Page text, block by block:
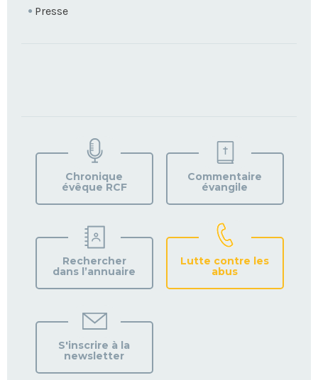
Presse
VOTRE
PAROISSE
Chronique
évêque RCF
Commentaire
évangile
Rechercher
dans l’annuaire
Lutte contre les
abus
S'inscrire à la
newsletter